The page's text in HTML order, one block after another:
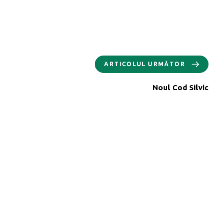
ARTICOLUL URMĂTOR
Noul Cod Silvic